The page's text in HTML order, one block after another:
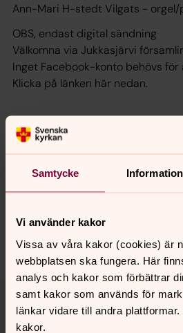
Samtycke Information
Vi använder kakor
Vissa av våra kakor (cookies) är
webbplatsen ska fungera. Här
analys och kakor som förbättrar
samt kakor som används för
länkar vidare till andra
kakor.
Ann-Mari H-stedt Vilgats - orgel/
OBS, endast digital sändning
Välkomna via Jukkasjärvi
Inget Facebook-konto behövs för
Klicka på länken här nedan.
Synpunkter eller frågor
innehåll?
Dela
Tillbaka till toppen
Tillbaka till innehållet